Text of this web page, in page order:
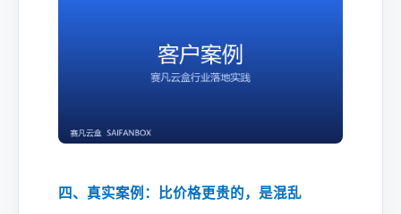
四、真实案例：比价格更贵的，是混乱